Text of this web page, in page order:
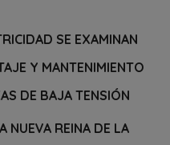
SE EXAMINAN
Y MANTENIMIENTO
DE BAJA TENSIÓN
NUEVA REINA DE LA